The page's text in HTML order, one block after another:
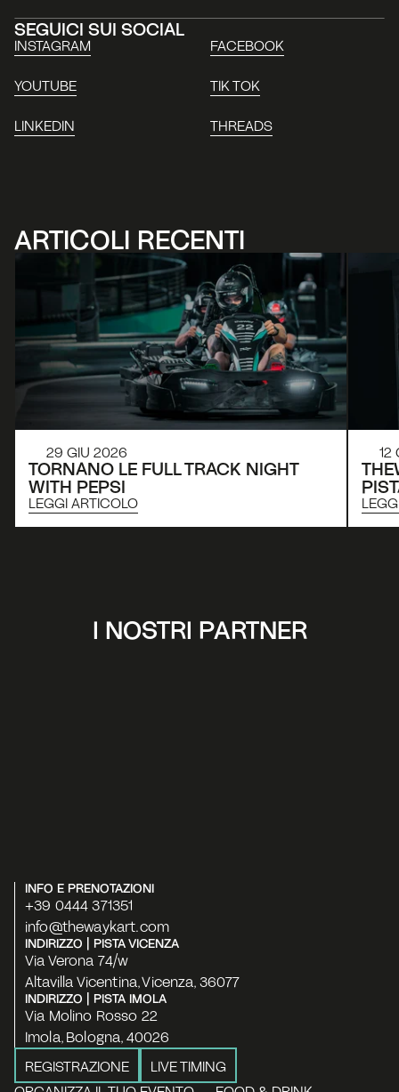
SEGUICI SUI SOCIAL
INSTAGRAM FACEBOOK
YOUTUBE TIK TOK
LINKEDIN THREADS
ARTICOLI RECENTI
29 GIU 2026
TORNANO LE FULL TRACK NIGHT
WITH PEPSI
LEGGI ARTICOLO
12
I NOSTRI PARTNER
INFO E PRENOTAZIONI
+39 0444 371351
info@thewaykart.com
INDIRIZZO | PISTA VICENZA
Via Verona 74/w
Altavilla Vicentina, Vicenza, 36077
INDIRIZZO | PISTA IMOLA
Via Molino Rosso 22
Imola, Bologna, 40026
REGISTRAZIONE
LIVE TIMING